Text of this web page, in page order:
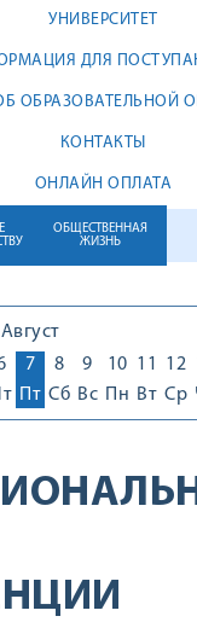
УНИВЕРСИТЕТ
ДЛЯ
ОБРАЗОВАТЕЛЬНОЙ
КОНТАКТЫ
ОНЛАЙН ОПЛАТА
ОБЩЕСТВЕННАЯ
ЖИЗНЬ
Август
7
Пт
8
Сб
9
Вс
10
Пн
11
Вт
12
Ср